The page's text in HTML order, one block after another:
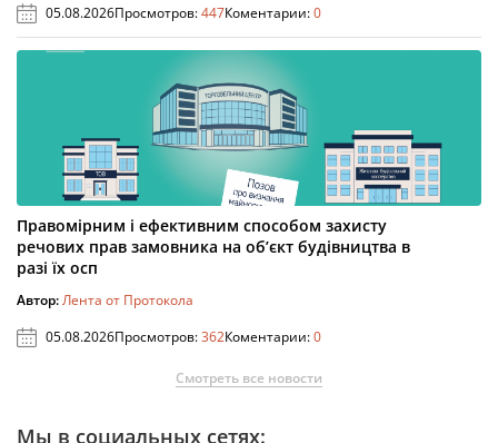
05.08.2026Просмотров:447Коментарии:0
Правомірним і ефективним способом захисту
речових прав замовника на об’єкт будівництва в
разі їх осп
Автор:Лента от Протокола
05.08.2026Просмотров:362Коментарии:0
Смотреть все новости
Мы в социальных сетях: